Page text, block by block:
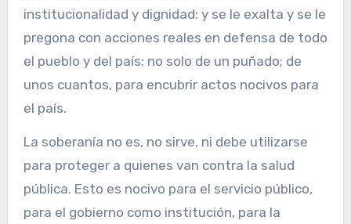
institucionalidad y dignidad: y se le exalta y se le
pregona con acciones reales en defensa de todo
el pueblo y del país; no solo de un puñado; de
unos cuantos, para encubrir actos nocivos para
el país.
La soberanía no es, no sirve, ni debe utilizarse
para proteger a quienes van contra la salud
pública. Esto es nocivo para el servicio público,
para el gobierno como institución, para la